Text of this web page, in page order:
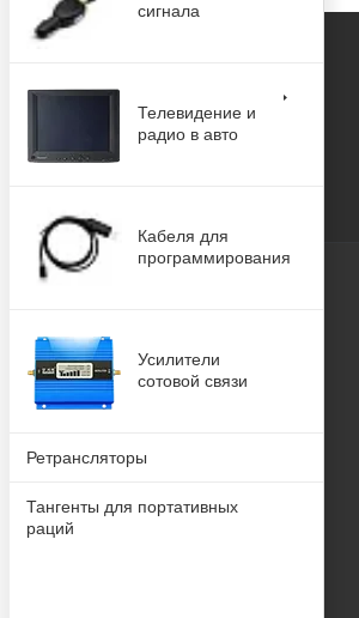
сигнала
Телевидение и
радио в авто
Кабеля для
программирования
Усилители
сотовой связи
Ретрансляторы
Тангенты для портативных
раций